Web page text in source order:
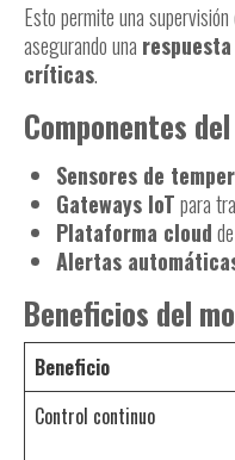
Esto permite una
asegurando una
críticas.
Componentes
Sensores de
Gateways IoTpara
Plataforma cloud
Alertas
Beneficios del
Beneficio
Control continuo